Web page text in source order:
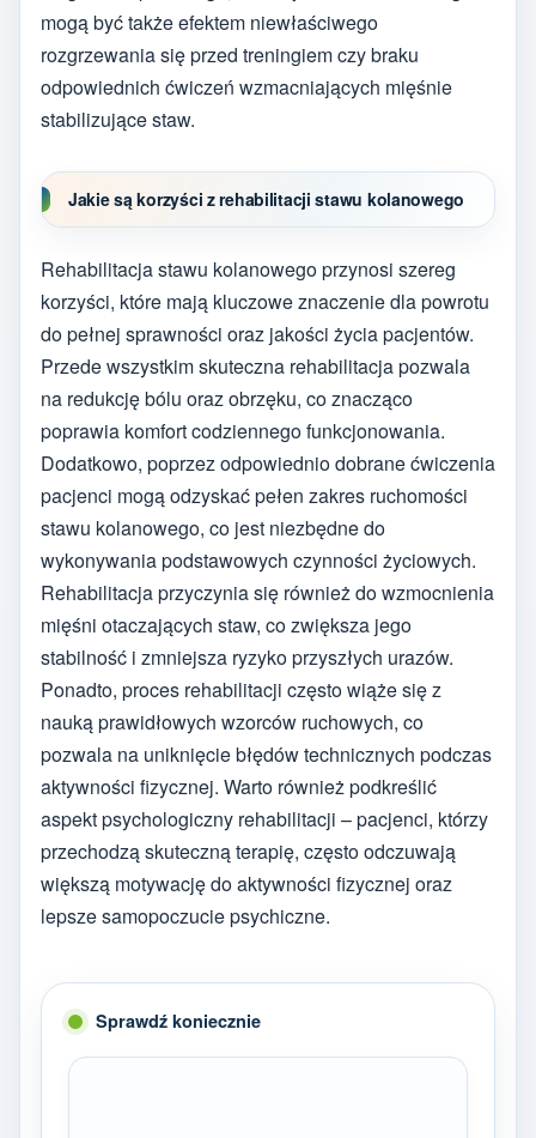
mogą być także efektem niewłaściwego
rozgrzewania się przed treningiem czy braku
odpowiednich ćwiczeń wzmacniających mięśnie
stabilizujące staw.
Jakie są korzyści z rehabilitacji stawu kolanowego
Rehabilitacja stawu kolanowego przynosi szereg
korzyści, które mają kluczowe znaczenie dla powrotu
do pełnej sprawności oraz jakości życia pacjentów.
Przede wszystkim skuteczna rehabilitacja pozwala
na redukcję bólu oraz obrzęku, co znacząco
poprawia komfort codziennego funkcjonowania.
Dodatkowo, poprzez odpowiednio dobrane ćwiczenia
pacjenci mogą odzyskać pełen zakres ruchomości
stawu kolanowego, co jest niezbędne do
wykonywania podstawowych czynności życiowych.
Rehabilitacja przyczynia się również do wzmocnienia
mięśni otaczających staw, co zwiększa jego
stabilność i zmniejsza ryzyko przyszłych urazów.
Ponadto, proces rehabilitacji często wiąże się z
nauką prawidłowych wzorców ruchowych, co
pozwala na uniknięcie błędów technicznych podczas
aktywności fizycznej. Warto również podkreślić
aspekt psychologiczny rehabilitacji – pacjenci, którzy
przechodzą skuteczną terapię, często odczuwają
większą motywację do aktywności fizycznej oraz
lepsze samopoczucie psychiczne.
Sprawdź koniecznie